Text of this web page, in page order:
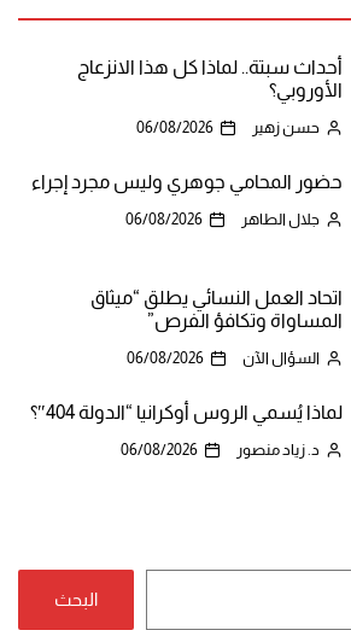
أحداث سبتة.. لماذا كل هذا الانزعاج
الأوروبي؟
حسن زهير 06/08/2026
حضور المحامي جوهري وليس مجرد إجراء
جلال الطاهر 06/08/2026
اتحاد العمل النسائي يطلق “ميثاق
المساواة وتكافؤ الفرص”
السؤال الآن 06/08/2026
لماذا يُسمي الروس أوكرانيا “الدولة 404″؟
د. زياد منصور 06/08/2026
البحث